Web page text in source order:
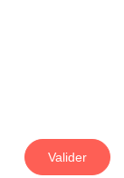
Valider